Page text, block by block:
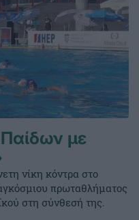
με
νίκη κόντρα στο
πρωταθλήματος
στη σύνθεσή της.